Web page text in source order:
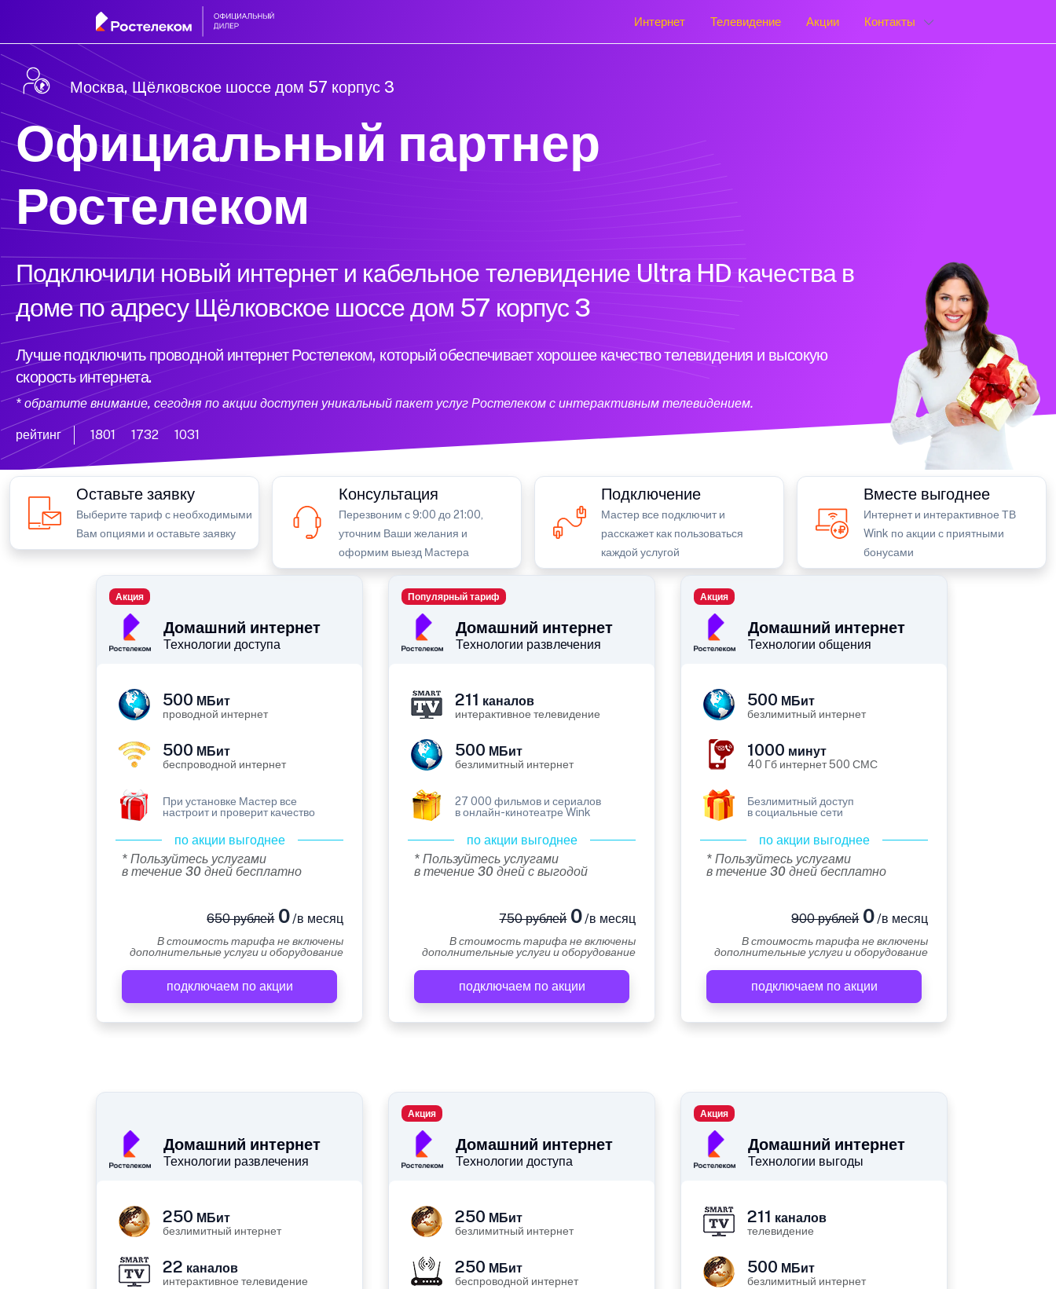
Интернет Телевидение Акции Контакты
Москва, Щёлковское шоссе дом 57 корпус 3
Официальный партнер
Ростелеком
Подключили новый интернет и кабельное телевидение Ultra HD качества в
доме по адресу Щёлковское шоссе дом 57 корпус 3
Лучше подключить проводной интернет Ростелеком, который обеспечивает хорошее качество телевидения и высокую
скорость интернета.
* обратите внимание, сегодня по акции доступен уникальный пакет услуг Ростелеком с интерактивным телевидением.
рейтинг 1801 1732 1031
Оставьте заявку
Выберите тариф с необходимыми
Вам опциями и оставьте заявку
Консультация
Перезвоним с 9:00 до 21:00,
уточним Ваши желания и
оформим выезд Мастера
Подключение
Мастер все подключит и
расскажет как пользоваться
каждой услугой
Вместе выгоднее
Интернет и интерактивное ТВ
Wink по акции с приятными
бонусами
Домашний интернет
Технологии доступа
Акция
500 МБит
проводной интернет
500 МБит
беспроводной интернет
При установке Мастер все
настроит и проверит качество
по акции выгоднее
* Пользуйтесь услугами
в течение 30 дней бесплатно
650 рублей0/в месяц
В стоимость тарифа не включены
дополнительные услуги и оборудование
подключаем по акции
Домашний интернет
Технологии развлечения
Популярный тариф
211 каналов
интерактивное телевидение
500 МБит
безлимитный интернет
27 000 фильмов и сериалов
в онлайн-кинотеатре Wink
по акции выгоднее
* Пользуйтесь услугами
в течение 30 дней с выгодой
750 рублей0/в месяц
В стоимость тарифа не включены
дополнительные услуги и оборудование
подключаем по акции
Домашний интернет
Технологии общения
Акция
500 МБит
безлимитный интернет
1000 минут
40 Гб интернет 500 СМС
Безлимитный доступ
в социальные сети
по акции выгоднее
* Пользуйтесь услугами
в течение 30 дней бесплатно
900 рублей0/в месяц
В стоимость тарифа не включены
дополнительные услуги и оборудование
подключаем по акции
Домашний интернет
Технологии развлечения
250 МБит
безлимитный интернет
22 каналов
интерактивное телевидение
Домашний интернет
Технологии доступа
Акция
250 МБит
безлимитный интернет
250 МБит
беспроводной интернет
Домашний интернет
Технологии выгоды
Акция
211 каналов
телевидение
500 МБит
безлимитный интернет